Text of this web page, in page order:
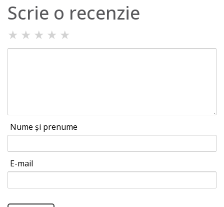
Scrie o recenzie
★ ★ ★ ★ ★
Nume și prenume
E-mail